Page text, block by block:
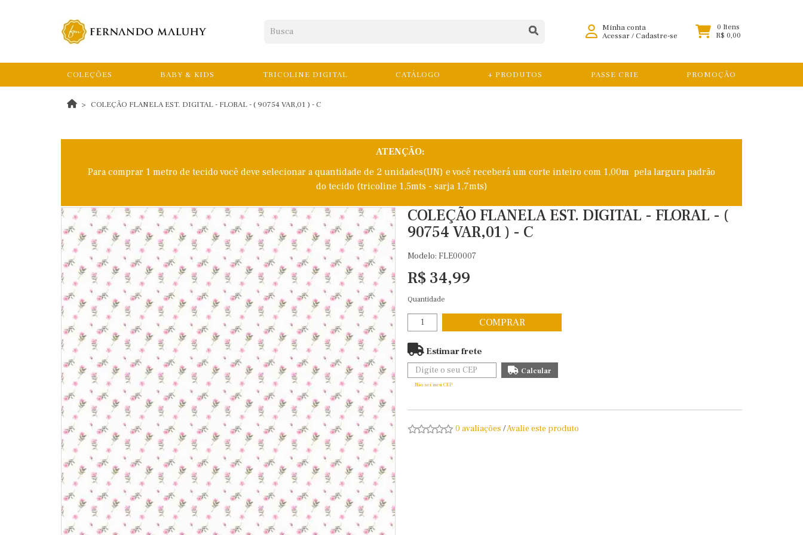
Minha conta
Acessar/Cadastre-se
0 Itens
R$ 0,00
COLEÇÕES BABY & KIDS TRICOLINE DIGITAL CATÁLOGO + PRODUTOS PASSE CRIE PROMOÇÃO
COLEÇÃO FLANELA EST. DIGITAL - FLORAL - ( 90754 VAR,01 ) - C
ATENÇÃO:
Para comprar 1 metro de tecido você deve selecionar a quantidade de 2 unidades(UN) e você receberá um corte inteiro com 1,00m pela largura padrão
do tecido (tricoline 1,5mts - sarja 1,7mts)
COLEÇÃO FLANELA EST. DIGITAL - FLORAL - (
90754 VAR,01 ) - C
Modelo: FLE00007
R$ 34,99
Quantidade
COMPRAR
Estimar frete
Não sei meu CEP
0 avaliações /Avalie este produto